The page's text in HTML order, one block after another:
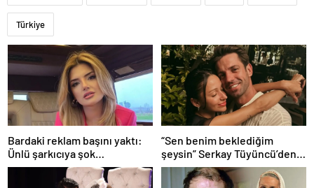
Türkiye
Bardaki reklam başını yaktı:
Ünlü şarkıcıya şok
soruşturma! Haberim yoktu…
“Sen benim beklediğim
şeysin” Serkay Tüyüncü’den
Zeynep Bastık’a aşk dolu 1. yıl
kutlaması!